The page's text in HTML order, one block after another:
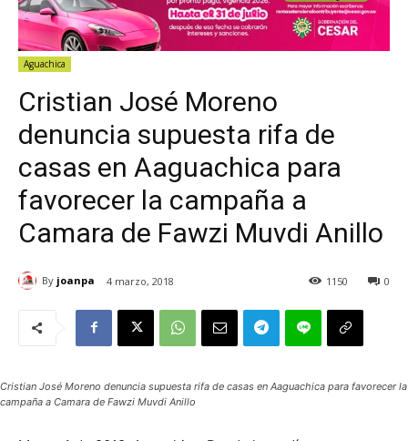
Aguachica
Cristian José Moreno
denuncia supuesta rifa de
casas en Aaguachica para
favorecer la campaña a
Camara de Fawzi Muvdi Anillo
By joanpa 4 marzo, 2018 0
1150
Cristian José Moreno denuncia supuesta rifa de casas en Aaguachica para favorecer la
campaña a Camara de Fawzi Muvdi Anillo